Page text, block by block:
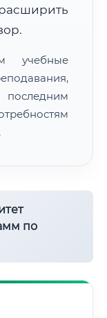
и просмотра
учебные
последним
по